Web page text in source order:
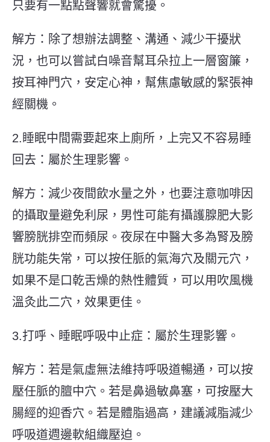
只要有一點點聲響就會驚擾。
解方：除了想辦法調整、溝通、減少干擾狀
況，也可以嘗試白噪音幫耳朵拉上一層窗簾，
按耳神門穴，安定心神，幫焦慮敏感的緊張神
經關機。
2.睡眠中間需要起來上廁所，上完又不容易睡
回去：屬於生理影響。
解方：減少夜間飲水量之外，也要注意咖啡因
的攝取量避免利尿，男性可能有攝護腺肥大影
響膀胱排空而頻尿。夜尿在中醫大多為腎及膀
胱功能失常，可以按任脈的氣海穴及關元穴 ，
如果不是口乾舌燥的熱性體質，可以用吹風機
溫灸此二穴，效果更佳。
3.打呼、睡眠呼吸中止症：屬於生理影響。
解方：若是氣虛無法維持呼吸道暢通，可以按
壓任脈的膻中穴。若是鼻過敏鼻塞，可按壓大
腸經的迎香穴。若是體脂過高，建議減脂減少
呼吸道週邊軟組織壓迫。